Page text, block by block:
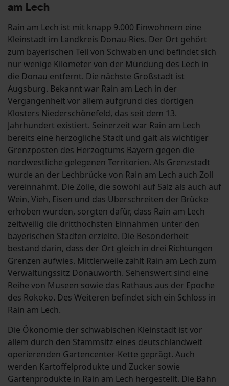
am Lech
Rain am Lech ist mit knapp 9.000 Einwohnern eine
Kleinstadt im Landkreis Donau-Ries. Der Ort gehört
zum bayerischen Teil von Schwaben und befindet sich
nur wenige Kilometer von der Mündung des Lech in
die Donau entfernt. Die nächste Großstadt ist
Augsburg. Bekannt war Rain am Lech in der
Vergangenheit vor allem aufgrund des dortigen
Klosters Niederschönefeld, das seit dem 13.
Jahrhundert existiert. Seinerzeit war Rain am Lech
bereits eine herzögliche Stadt und galt als wichtiger
Grenzposten des Herzogtums Bayern gegen die
nordwestliche gelegenen Territorien. Als Grenzstadt
wurde an der Lechbrücke von Rain am Lech auch Zoll
vereinnahmt. Die Zölle, die sowohl auf Salz als auch auf
Wein, Vieh, Eisen und das Überschreiten der Brücke
erhoben wurden, sorgten dafür, dass Rain am Lech
zeitweilig die dritthöchsten Einnahmen unter den
bayerischen Städten erzielte. Die Besonderheit
bestand darin, dass der Ort gleich in drei Richtungen
Grenzen aufwies. Mittlerweile zählt Rain am Lech zum
Verwaltungssitz Donauwörth. Sehenswert sind eine
Reihe von Museen sowie das Rathaus aus der Epoche
des Rokoko. Des Weiteren befindet sich ein Schloss in
Rain am Lech.
Die Ökonomie der schwäbischen Kleinstadt ist vor
allem durch den Stammsitz eines deutschlandweit
operierenden Gartencenter-Kette geprägt. Auch
werden Kartoffelprodukte und Zucker sowie
Gartenprodukte in Rain am Lech hergestellt. Die Bahn